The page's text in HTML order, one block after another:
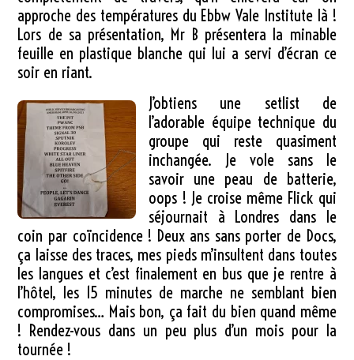
approche des températures du Ebbw Vale Institute là !
Lors de sa présentation, Mr B présentera la minable
feuille en plastique blanche qui lui a servi d’écran ce
soir en riant.
J’obtiens une setlist de
l’adorable équipe technique du
groupe qui reste quasiment
inchangée. Je vole sans le
savoir une peau de batterie,
oops ! Je croise même Flick qui
séjournait à Londres dans le
coin par coïncidence ! Deux ans sans porter de Docs,
ça laisse des traces, mes pieds m’insultent dans toutes
les langues et c’est finalement en bus que je rentre à
l’hôtel, les 15 minutes de marche ne semblant bien
compromises… Mais bon, ça fait du bien quand même
! Rendez-vous dans un peu plus d’un mois pour la
tournée !